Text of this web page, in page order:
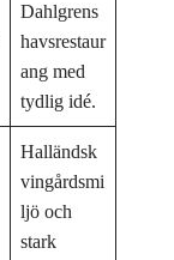
Dahlgrens
havsrestaur
ang med
tydlig idé.
Halländsk
vingårdsmi
ljö och
stark